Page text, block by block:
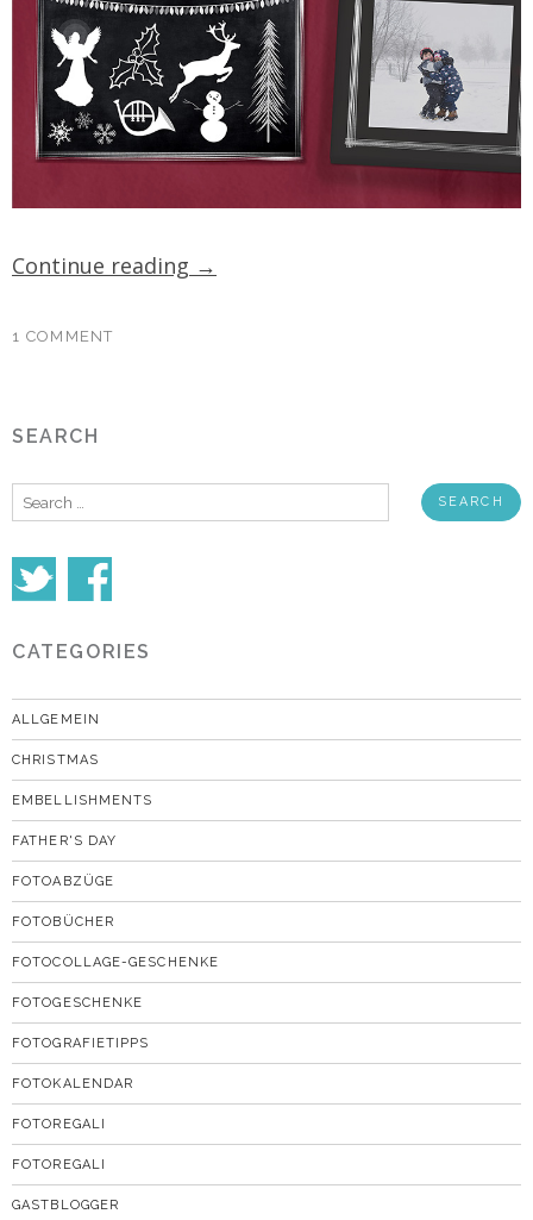
Continue reading →
1 COMMENT
SEARCH
Search
for:
CATEGORIES
ALLGEMEIN
CHRISTMAS
EMBELLISHMENTS
FATHER'S DAY
FOTOABZÜGE
FOTOBÜCHER
FOTOCOLLAGE-GESCHENKE
FOTOGESCHENKE
FOTOGRAFIETIPPS
FOTOKALENDAR
FOTOREGALI
FOTOREGALI
GASTBLOGGER